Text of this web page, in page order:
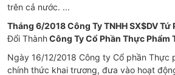
trên cả nước. ...
Tháng 6/2018 Công Ty TNHH SX$DV Tứ
Đổi ThànhCông Ty Cổ Phần Thực Phẩm
Ngày 16/12/2018 Công ty Cổ phần Thực
chính thức khai trương, đưa vào hoạt